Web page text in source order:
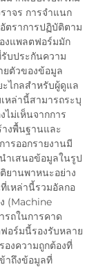
าจร การจำแนก
ตราการปฏิบัติตาม
งแพลตฟอร์มมัก
บประกันความ
ยตัวของข้อมูล
ไกลสำหรับผู้ดูแล
หล่านี้สามารถระบุ
ม่เห็นจากการ
างพื้นฐานและ
ารออกรายงานมี
ำเสนอข้อมูลในรูป
ยานพาหนะอย่าง
เหล่านี้รวมอัลกอ
(Machine
ถในการคาด
อร์มนี้รองรับหลาย
องความถูกต้องที่
าถึงข้อมูลที่